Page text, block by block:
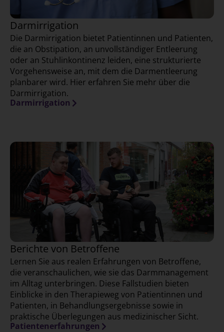
Darmirrigation
Die Darmirrigation bietet Patientinnen und Patienten,
die an Obstipation, an unvollständiger Entleerung
oder an Stuhlinkontinenz leiden, eine strukturierte
Vorgehensweise an, mit dem die Darmentleerung
planbarer wird. Hier erfahren Sie mehr über die
Darmirrigation.
Darmirrigation
Berichte von Betroffene
Lernen Sie aus realen Erfahrungen von Betroffene,
die veranschaulichen, wie sie das Darmmanagement
im Alltag unterbringen. Diese Fallstudien bieten
Einblicke in den Therapieweg von Patientinnen und
Patienten, in Behandlungsergebnisse sowie in
praktische Überlegungen aus medizinischer Sicht.
Patientenerfahrungen